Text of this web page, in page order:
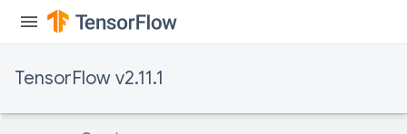
TensorFlow v2.11.1